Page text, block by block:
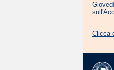
Clicca